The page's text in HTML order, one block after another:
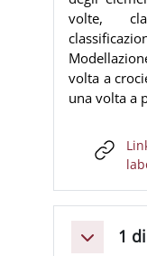
volte,
volta a
una volta a
Minimizza
1